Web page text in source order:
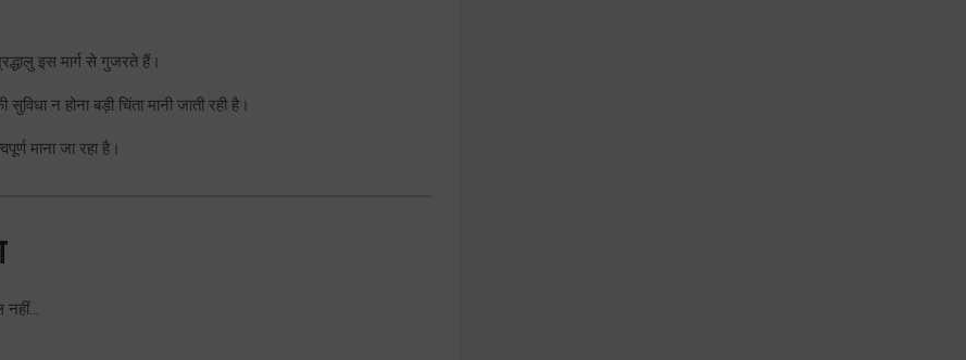
इस मार्ग से गुजरते हैं।
न होना बड़ी चिंता मानी जाती रही है।
माना जा रहा है।
नहीं…